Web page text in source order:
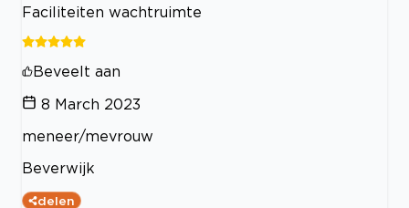
Faciliteiten wachtruimte
Beveelt aan
8 March 2023
meneer/mevrouw
Beverwijk
delen